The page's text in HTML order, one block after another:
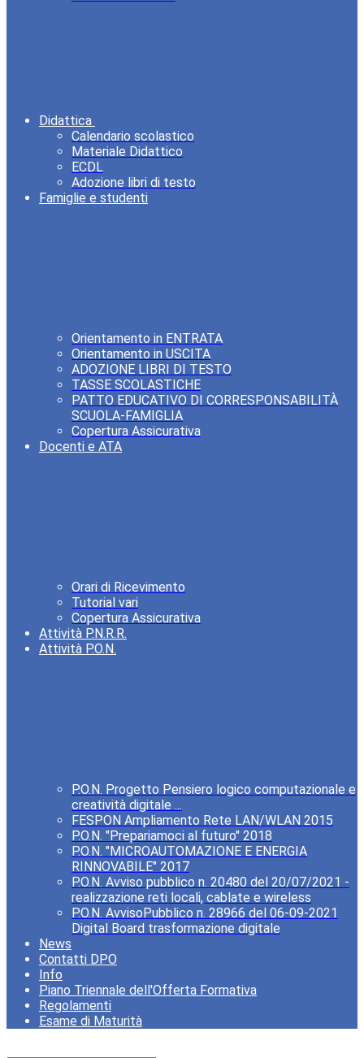
Didattica
Calendario scolastico
Materiale Didattico
ECDL
Adozione libri di testo
Famiglie e studenti
Orientamento in ENTRATA
Orientamento in USCITA
ADOZIONE LIBRI DI TESTO
TASSE SCOLASTICHE
PATTO EDUCATIVO DI CORRESPONSABILITÀ
SCUOLA-FAMIGLIA
Copertura Assicurativa
Docenti e ATA
Orari di Ricevimento
Tutorial vari
Copertura Assicurativa
Attività P.N.R.R.
Attività P.O.N.
P.O.N. Progetto Pensiero logico computazionale e
creatività digitale ...
FESPON Ampliamento Rete LAN/WLAN 2015
P.O.N. "Prepariamoci al futuro" 2018
P.O.N. "MICROAUTOMAZIONE E ENERGIA
RINNOVABILE" 2017
P.O.N. Avviso pubblico n. 20480 del 20/07/2021 -
realizzazione reti locali, cablate e wireless
P.O.N. AvvisoPubblico n. 28966 del 06-09-2021
Digital Board trasformazione digitale
News
Contatti DPO
Info
Piano Triennale dell'Offerta Formativa
Regolamenti
Esame di Maturità